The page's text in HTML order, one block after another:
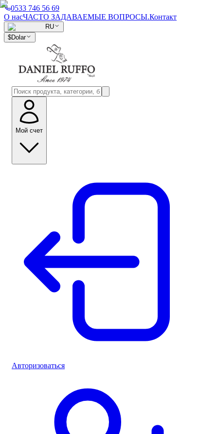
0533 746 56 69
О насЧАСТО ЗАДАВАЕМЫЕ ВОПРОСЫ.Контакт
RU
$Dolar
Мой счет
Авторизоваться